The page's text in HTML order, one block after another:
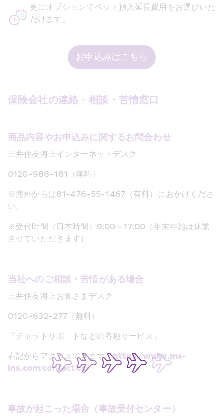
更にオプションでペット預入延長費用をお選びいた
だけます。
お申込みはこちら
保険会社の連絡 ・相談 ・ 苦情窓口
商品内容やお申込みに関するお問合わせ
三井住友海上インターネットデスク
0120-988-181 （無料）
※海外からは81-476-55-1467 （有料）におかけくださ
い。
※受付時間（日本時間） 9:00 ～17:00 （年末年始は休業
させていただきます）
当社へのご相談 ・苦情がある場合
三井住友海上お客さまデスク
0120-632-277 （無料）
「チャットサポ― トなどの各種サービス」
右記からアクセスできます。https://www.ms-
ins.com/contact/cc/
事故が起こった場合（事故受付センター）